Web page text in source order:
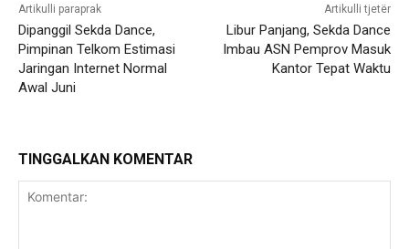
Artikulli paraprak
Dipanggil Sekda Dance,
Pimpinan Telkom Estimasi
Jaringan Internet Normal
Awal Juni
Artikulli tjetër
Libur Panjang, Sekda Dance
Imbau ASN Pemprov Masuk
Kantor Tepat Waktu
TINGGALKAN KOMENTAR